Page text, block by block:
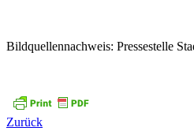
Bildquellennachweis: Pressestelle
Zurück